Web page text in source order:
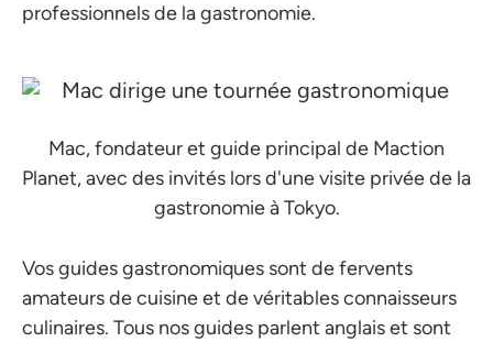
professionnels de la gastronomie.
Mac, fondateur et guide principal de Maction
Planet, avec des invités lors d'une visite privée de la
gastronomie à Tokyo.
Vos guides gastronomiques sont de fervents
amateurs de cuisine et de véritables connaisseurs
culinaires. Tous nos guides parlent anglais et sont